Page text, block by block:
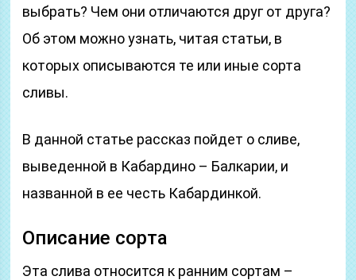
выбрать? Чем они отличаются друг от друга?
Об этом можно узнать, читая статьи, в
которых описываются те или иные сорта
сливы.
В данной статье рассказ пойдет о сливе,
выведенной в Кабардино – Балкарии, и
названной в ее честь Кабардинкой.
Описание сорта
Эта слива относится к ранним сортам –